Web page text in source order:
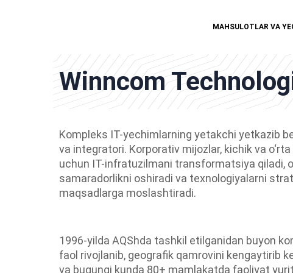
MAHSULOTLAR VA
Winncom
Kompleks IT-yechimlarning yetakchi yetkazib
va integratori. Korporativ mijozlar, kichik va
uchun IT-infratuzilmani transformatsiya qiladi,
samaradorlikni oshiradi va texnologiyalarni
maqsadlarga moslashtiradi.
1996-yilda AQShda tashkil etilganidan buyon
faol rivojlanib, geografik qamrovini kengaytirib
va bugungi kunda 80+ mamlakatda faoliyat